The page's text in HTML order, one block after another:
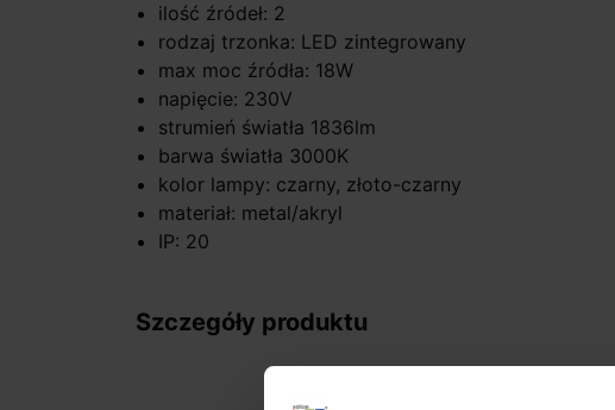
ilość źródeł: 2
rodzaj trzonka: LED zintegrowany
max moc źródła: 18W
napięcie: 230V
strumień światła 1836lm
barwa światła 3000K
kolor lampy: czarny, złoto-czarny
materiał: metal/akryl
IP: 20
Szczegóły produktu